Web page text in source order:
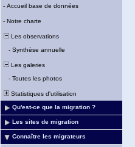
- Accueil base de données
- Notre charte
Les observations
- Synthèse annuelle
Les galeries
- Toutes les photos
Statistiques d'utilisation
Qu'est-ce que la migration ?
Les sites de migration
Connaître les migrateurs